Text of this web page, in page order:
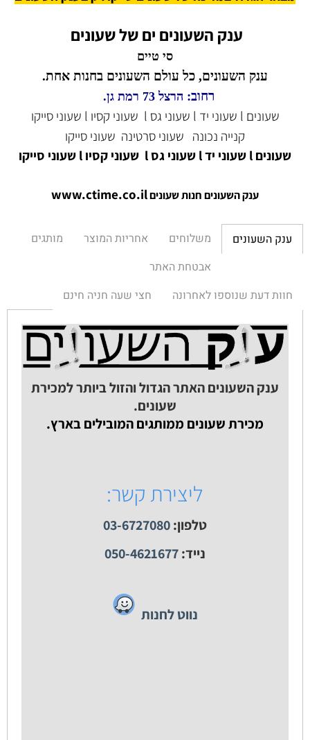
ענק השעונים ים של שעונים
סי טיים
ענק השעונים, כל עולם השעונים בחנות אחת.
רחוב: הרצל 73 רמת גן.
שעונים l שעוני יד l שעוני גס l שעוני קסיו l שעוני סייקו
קנייה נכונה שעוני סרטינה שעוני סייקו
שעונים l שעוני יד l שעוני גס l שעוני קסיו l שעוני סייקו
ענק השעונים חנות שעוניםwww.ctime.co.il
ענק השעונים משלוחים אחריות המוצר
מותגים
אבטחת האתר
חוות דעת שנוספו לאחרונה
חצי שעה חניה חינם
ענק השעונים האתר הגדול והזול ביותר למכירת
שעונים.
מכירת שעונים ממותגים המובילים בארץ.
ליצירת קשר:
טלפון:03-6727080
נייד:050-4621677
נווט לחנות